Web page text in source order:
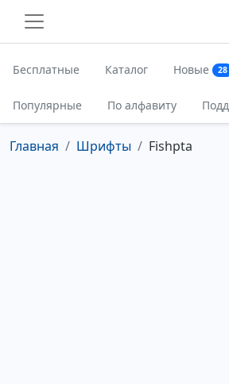
Бесплатные Каталог Новые 28
Популярные По алфавиту
Главная Шрифты Fishpta